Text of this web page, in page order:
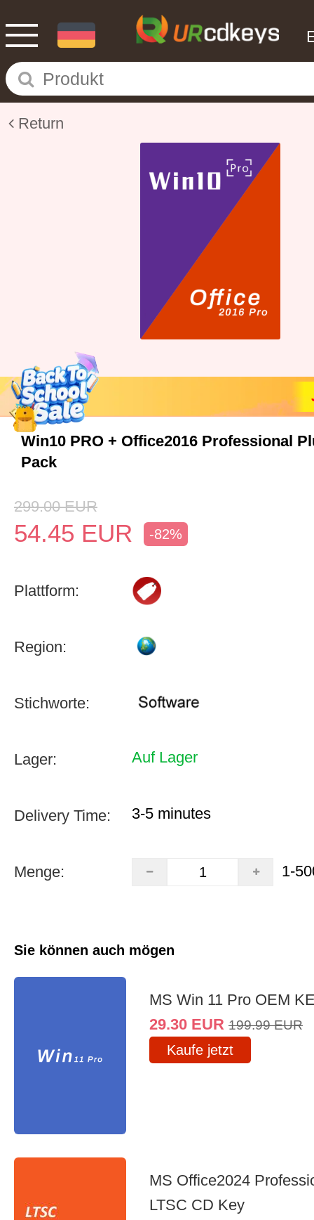
Return
Win10 PRO + Office2016 Professional
Pack
299.00 EUR
54.45 EUR -82%
Plattform:
Region:
Stichworte:
Lager: Auf Lager
Delivery Time: 3-5 minutes
Menge: 1-
Sie können auch mögen
MS Win 11 Pro OEM
29.30 EUR 199.99 EUR
Kaufe jetzt
MS Office2024
LTSC CD Key